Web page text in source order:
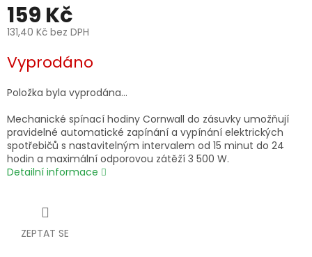
159 Kč
131,40 Kč bez DPH
cena:
Vyprodáno
Položka byla vyprodána…
Mechanické spínací hodiny Cornwall do zásuvky umožňují
pravidelné automatické zapínání a vypínání elektrických
spotřebičů s nastavitelným intervalem od 15 minut do 24
hodin a maximální odporovou zátěží 3 500 W.
Detailní informace
ZEPTAT SE